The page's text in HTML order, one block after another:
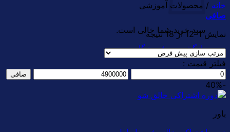
سبد خرید شما خالی است.
بازگشت به فروشگاه
خانه / محصولات آموزشی
صافی
نمایش 1–12 از 18 نتیجه
فیلتر قیمت :
حداقل
قیمت
حداكثر
صافی
-40%
باور